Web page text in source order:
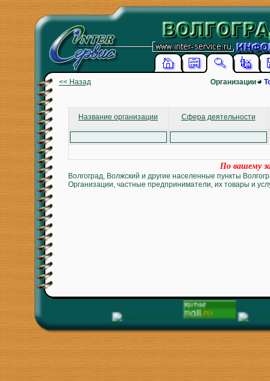
<< Назад Организации
Название организации Сфера деятельности
По вашему
Волгоград, Волжский и другие населенные пункты
Организации, частные предприниматели, их товары и